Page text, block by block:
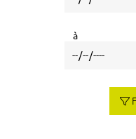
à